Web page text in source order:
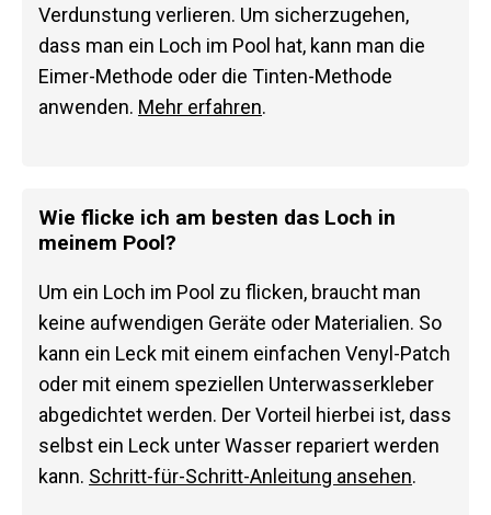
Verdunstung verlieren. Um sicherzugehen,
dass man ein Loch im Pool hat, kann man die
Eimer-Methode oder die Tinten-Methode
anwenden. Mehr erfahren.
Wie flicke ich am besten das Loch in
meinem Pool?
Um ein Loch im Pool zu flicken, braucht man
keine aufwendigen Geräte oder Materialien. So
kann ein Leck mit einem einfachen Venyl-Patch
oder mit einem speziellen Unterwasserkleber
abgedichtet werden. Der Vorteil hierbei ist, dass
selbst ein Leck unter Wasser repariert werden
kann. Schritt-für-Schritt-Anleitung ansehen.